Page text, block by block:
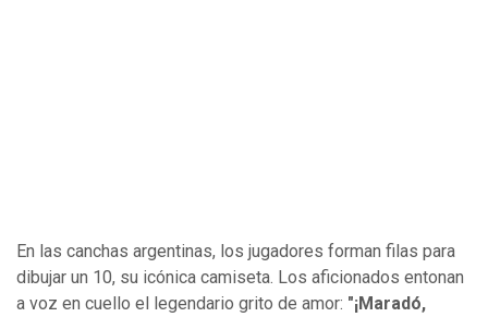
En las canchas argentinas, los jugadores forman filas para
dibujar un 10, su icónica camiseta. Los aficionados entonan
a voz en cuello el legendario grito de amor: "¡Maradó,